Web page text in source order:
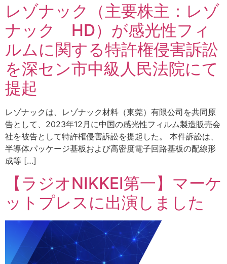
レゾナック（主要株主：レゾ
ナック HD）が感光性フィ
ルムに関する特許権侵害訴訟
を深セン市中級人民法院にて
提起
レゾナックは、レゾナック材料（東莞）有限公司を共同原
告として、2023年12月に中国の感光性フィルム製造販売会
社を被告として特許権侵害訴訟を提起した。 本件訴訟は、
半導体パッケージ基板および高密度電子回路基板の配線形
成等 […]
【ラジオNIKKEI第一】マーケ
ットプレスに出演しました